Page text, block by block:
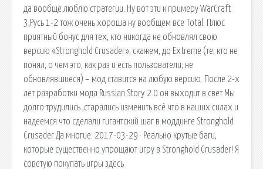
да вообще люблю стратегии. Ну вот эти к примеру WarCraft
3,Русь 1-2 тож очень хороша ну вообщем все Total. Плюс
приятный бонус для тех, кто никогда не обновлял свою
версию «Stronghold Crusader», скажем, до Extreme (те, кто не
понял, о чем это, как раз и есть пользователи, не
обновлявшиеся) – мод ставится на любую версию. После 2-х
лет разработки мода Russian Story 2.0 он выходит в свет Мы
долго трудились ,старались изменить всё что в наших силах и
надеемся что сделали гигантский шаг в моддинге Stronghold
Crusader.Да многие. 2017-03-29 · Реально крутые баги,
которые существенно упрощают игру в Stronghold Crusader! Я
советую покупать игры здесь